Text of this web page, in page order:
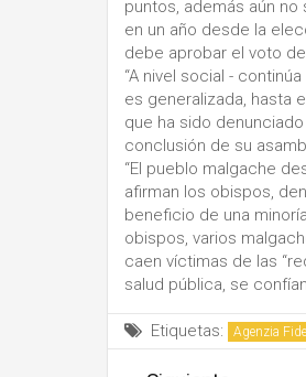
puntos, además aún
en un año desde la
debe aprobar el voto
“A nivel social -
es generalizada, hasta
que ha sido
conclusión de su
“El pueblo malgache
afirman los obispos,
beneficio de una
obispos, varios
caen víctimas de las
salud pública, se
Etiquetas: Agenzia